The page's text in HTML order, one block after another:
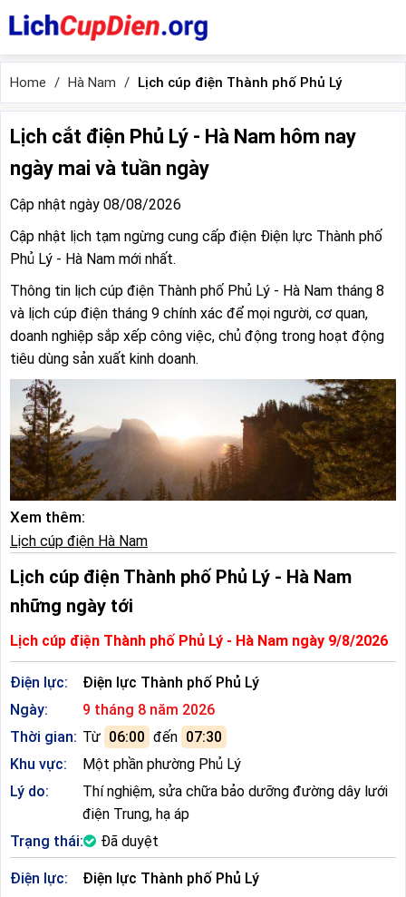
Home Hà Nam Lịch cúp điện Thành phố Phủ Lý
Lịch cắt điện Phủ Lý - Hà Nam hôm nay
ngày mai và tuần ngày
Cập nhật ngày 08/08/2026
Cập nhật lịch tạm ngừng cung cấp điện Điện lực Thành phố
Phủ Lý - Hà Nam mới nhất.
Thông tin lịch cúp điện Thành phố Phủ Lý - Hà Nam tháng 8
và lịch cúp điện tháng 9 chính xác để mọi người, cơ quan,
doanh nghiệp sắp xếp công việc, chủ động trong hoạt động
tiêu dùng sản xuất kinh doanh.
Xem thêm:
Lịch cúp điện Hà Nam
Lịch cúp điện Thành phố Phủ Lý - Hà Nam
những ngày tới
Lịch cúp điện Thành phố Phủ Lý - Hà Nam ngày 9/8/2026
Điện lực:
Điện lực Thành phố Phủ Lý
Ngày:
9 tháng 8 năm 2026
Thời gian: Từ 06:00 đến 07:30
Khu vực:
Một phần phường Phủ Lý
Lý do:
Thí nghiệm, sửa chữa bảo dưỡng đường dây lưới
điện Trung, hạ áp
Trạng thái:
Đã duyệt
Điện lực:
Điện lực Thành phố Phủ Lý